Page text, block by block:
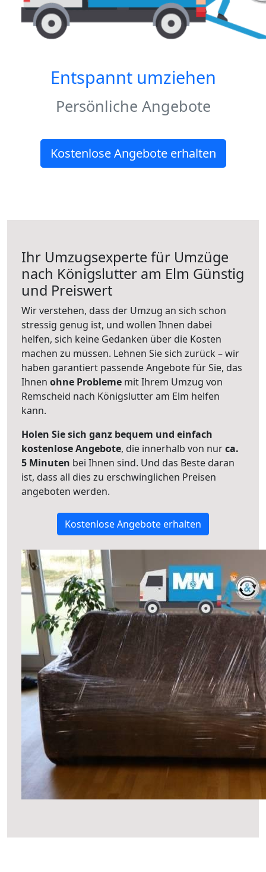
Entspannt umziehen
Persönliche Angebote
Kostenlose Angebote erhalten
Ihr Umzugsexperte für Umzüge
nach Königslutter am Elm Günstig
und Preiswert
Wir verstehen, dass der Umzug an sich schon
stressig genug ist, und wollen Ihnen dabei
helfen, sich keine Gedanken über die Kosten
machen zu müssen. Lehnen Sie sich zurück – wir
haben garantiert passende Angebote für Sie, das
Ihnen ohne Probleme mit Ihrem Umzug von
Remscheid nach Königslutter am Elm helfen
kann.
Holen Sie sich ganz bequem und einfach
kostenlose Angebote, die innerhalb von nurca.
5 Minuten bei Ihnen sind. Und das Beste daran
ist, dass all dies zu erschwinglichen Preisen
angeboten werden.
Kostenlose Angebote erhalten